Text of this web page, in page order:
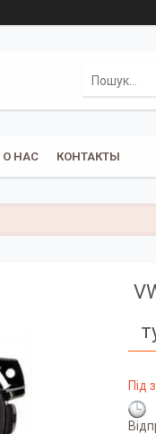
О НАС КОНТАКТЫ
Під